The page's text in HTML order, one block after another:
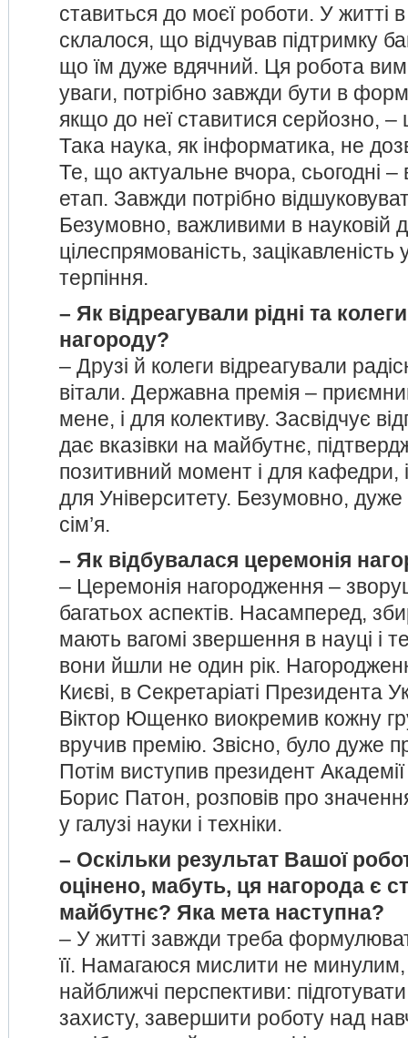
ставиться до моєї роботи. У житті
склалося, що відчував підтримку
що їм дуже вдячний. Ця робота
уваги, потрібно завжди бути в
якщо до неї ставитися серйозно, –
Така наука, як інформатика, не
Те, що актуальне вчора, сьогодні
етап. Завжди потрібно
Безумовно, важливими в науковій
цілеспрямованість,
терпіння.
– Як відреагували рідні та
нагороду?
– Друзі й колеги відреагували
вітали. Державна премія –
мене, і для колективу. Засвідчує
дає вказівки на майбутнє,
позитивний момент і для кафедри,
для Університету. Безумовно,
сім’я.
– Як відбувалася церемонія
– Церемонія нагородження –
багатьох аспектів. Насамперед,
мають вагомі звершення в науці і
вони йшли не один рік.
Києві, в Секретаріаті Президента
Віктор Ющенко виокремив кожну
вручив премію. Звісно, було дуже
Потім виступив президент
Борис Патон, розповів про
у галузі науки і техніки.
– Оскільки результат Вашої
оцінено, мабуть, ця нагорода є
майбутнє? Яка мета наступна?
– У житті завжди треба
її. Намагаюся мислити не
найближчі перспективи:
захисту, завершити роботу над